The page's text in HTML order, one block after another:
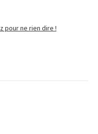
pour ne rien dire !